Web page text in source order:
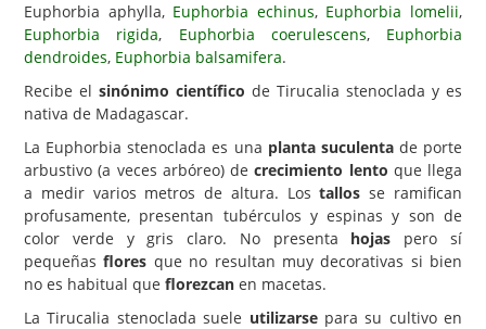
Cactus y Suculentas
Euphorbia aphylla, Euphorbia echinus, Euphorbia lomelii,
Euphorbia rigida, Euphorbia coerulescens, Euphorbia
dendroides, Euphorbia balsamifera.
Recibe el sinónimo científico de Tirucalia stenoclada y es
nativa de Madagascar.
La Euphorbia stenoclada es una planta suculentade porte
arbustivo (a veces arbóreo) decrecimiento lento que llega
a medir varios metros de altura. Lostallos se ramifican
profusamente, presentan tubérculos y espinas y son de
color verde y gris claro. No presenta hojas pero sí
pequeñasflores que no resultan muy decorativas si bien
no es habitual que florezcan en macetas.
La Tirucalia stenoclada suele utilizarsepara su cultivo en